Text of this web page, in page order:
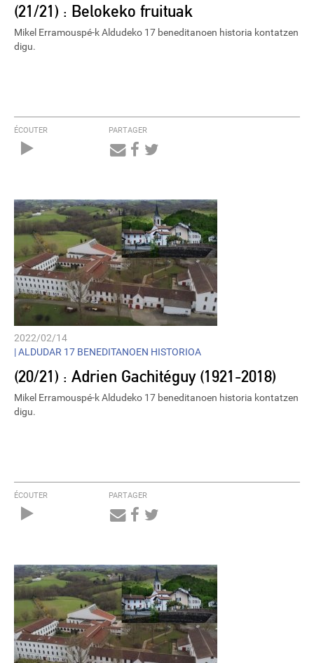
(21/21) : Belokeko fruituak
Mikel Erramouspé-k Aldudeko 17 beneditanoen historia kontatzen
digu.
ÉCOUTER PARTAGER
2022/02/14
|ALDUDAR 17 BENEDITANOEN HISTORIOA
(20/21) : Adrien Gachitéguy (1921-2018)
Mikel Erramouspé-k Aldudeko 17 beneditanoen historia kontatzen
digu.
ÉCOUTER PARTAGER